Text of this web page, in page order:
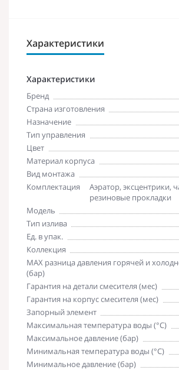
Характеристики
Характеристики
Бренд
Страна изготовления
Назначение
Тип управления
Цвет
Материал корпуса
Вид монтажа
Комплектация
Аэратор, эксцентрики,
резиновые прокладки
Модель
Тип излива
Ед. в упак.
Коллекция
MAX разница давления горячей и
(бар)
Гарантия на детали смесителя (мес)
Гарантия на корпус смесителя (мес)
Запорный элемент
Максимальная температура воды (°C)
Максимальное давление (бар)
Минимальная температура воды (°C)
Минимальное давление (бар)